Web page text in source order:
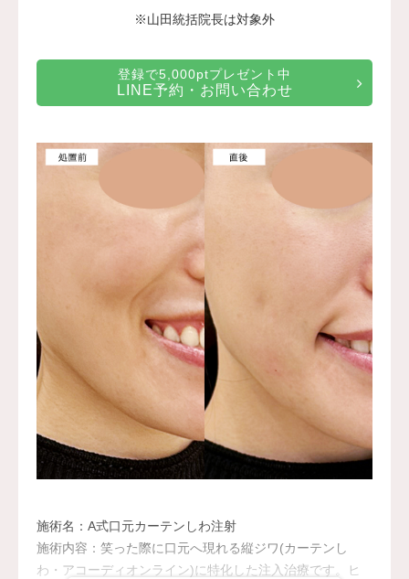
※山田統括院長は対象外
登録で5,000ptプレゼント中
LINE予約・お問い合わせ
施術名：A式口元カーテンしわ注射
施術内容：笑った際に口元へ現れる縦ジワ(カーテンし
わ・アコーディオンライン)に特化した注入治療です。ヒ